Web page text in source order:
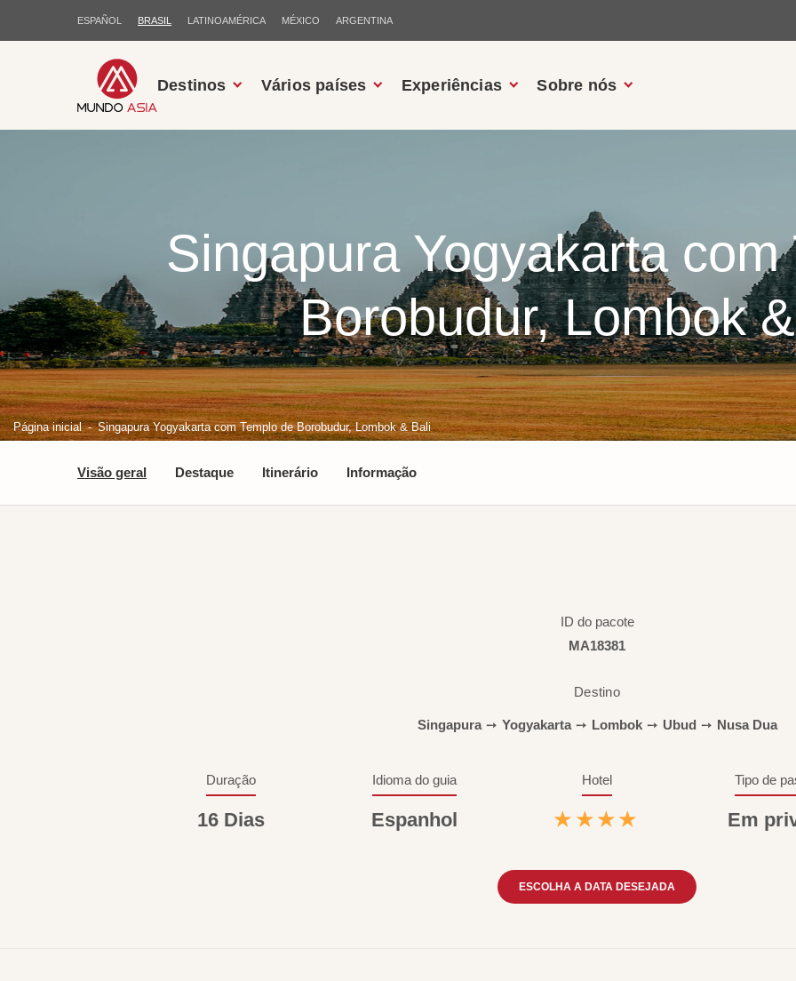
ESPAÑOL BRASIL LATINOAMÉRICA MÉXICO ARGENTINA
Destinos Vários países Experiências Sobre nós
Singapura Yogyakarta com
Borobudur, Lombok
Página inicial Singapura Yogyakarta com Templo de Borobudur, Lombok & Bali
Visão geral Destaque Itinerário Informação
ID do pacote
MA18381
Destino
Singapura ➙ Yogyakarta ➙ Lombok ➙ Ubud ➙ Nusa Dua
Duração
16 Dias
Idioma do guia
Espanhol
Hotel
★★★★
Tipo de
Em
ESCOLHA A DATA DESEJADA